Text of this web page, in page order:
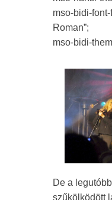
mso-bidi-
Roman”;
mso-bidi-
De a
szűkölködött